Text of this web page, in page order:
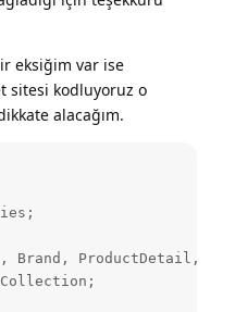
eksiğim var ise
sitesi kodluyoruz o
alacağım.
Brand, ProductDetail,